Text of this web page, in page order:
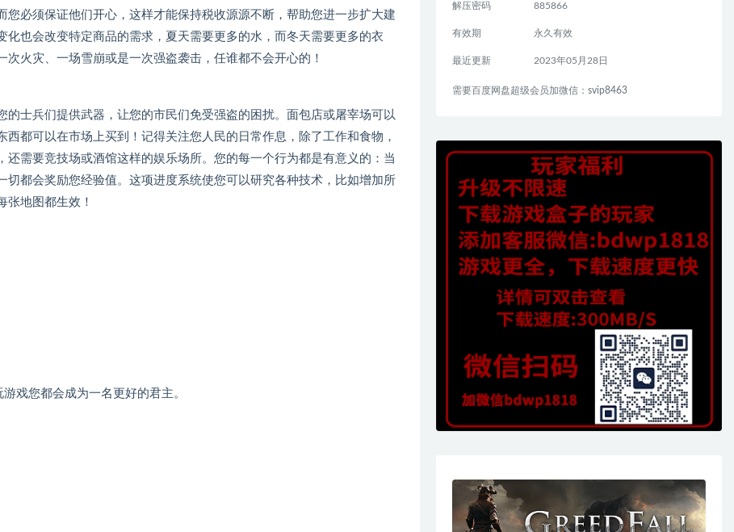
必须保证他们开心，这样才能保持税收源源不断，帮助您进一步扩大建
也会改变特定商品的需求，夏天需要更多的水，而冬天需要更多的衣
火灾、一场雪崩或是一次强盗袭击，任谁都不会开心的！
士兵们提供武器，让您的市民们免受强盗的困扰。面包店或屠宰场可以
都可以在市场上买到！记得关注您人民的日常作息，除了工作和食物，
需要竞技场或酒馆这样的娱乐场所。您的每一个行为都是有意义的：当
都会奖励您经验值。这项进度系统使您可以研究各种技术，比如增加所
张地图都生效！
戏您都会成为一名更好的君主。
解压密码 885866
有效期 永久有效
最近更新 2023年05月28日
需要百度网盘超级会员加微信：svip8463